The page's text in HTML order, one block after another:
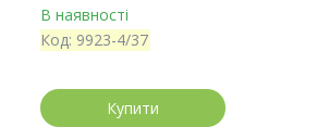
В наявності
Код: 9923-4/37
Купити